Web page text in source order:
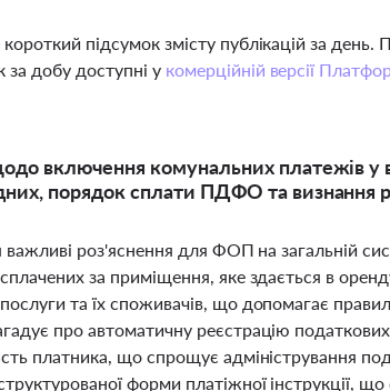
підсумок змісту публікацій за
добу доступні у комерційній версії
включення комунальних платежів
порядок сплати ПДФО та
важливі роз'яснення для ФОП на загальній
за приміщення, яке здається в
та їх споживачів, що допомагає
про автоматичну реєстрацію
платника, що спрощує адміністрування
форми платіжної інструкції,